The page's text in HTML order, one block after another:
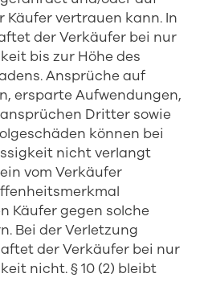
vertrauen kann. In
der Verkäufer bei nur
bis zur Höhe des
Ansprüche auf
ersparte Aufwendungen,
Dritter sowie
können bei
nicht verlangt
vom Verkäufer
Käufer gegen solche
Bei der Verletzung
der Verkäufer bei nur
nicht. § 10 (2) bleibt